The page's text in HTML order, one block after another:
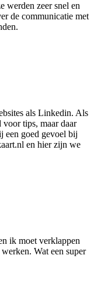
werden zeer snel en
de communicatie met
als Linkedin. Als
voor tips, maar daar
een goed gevoel bij
en hier zijn we
ik moet verklappen
Wat een super